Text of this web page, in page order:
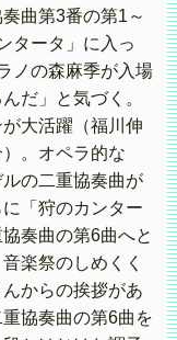
曲第3番の第1～
タータ」に入っ
ノの森麻季が入場
だ」と気づく。
大活躍（福川伸
。オペラ的な
ルの二重協奏曲が
「狩のカンター
奏曲の第6曲へと
楽祭のしめくく
からの挨拶があ
協奏曲の第6曲を